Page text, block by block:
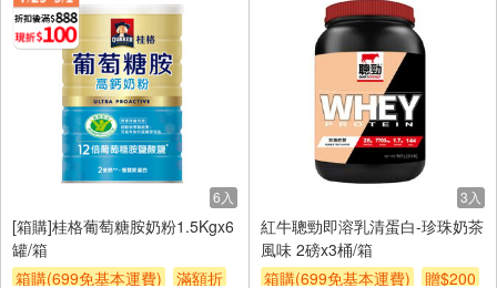
6入
[箱購]桂格葡萄糖胺奶粉1.5Kgx6
罐/箱
箱購(699免基本運費)
滿額折
3入
紅牛聰勁即溶乳清蛋白-珍珠奶茶
風味 2磅x3桶/箱
箱購(699免基本運費)
贈$200